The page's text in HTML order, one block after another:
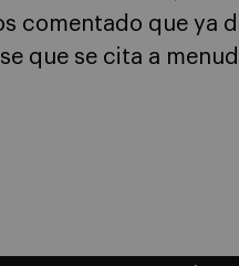
comentado que ya
que se cita a